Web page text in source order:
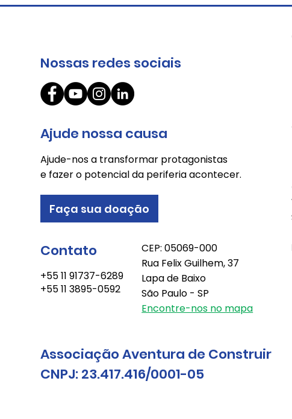
Nossas redes sociais
Ajude nossa causa
Ajude-nos a transformar protagonistas
e fazer o potencial da periferia acontecer.
Faça sua doação
Contato
+55 11 91737-6289
+55 11 3895-0592
CEP: 05069-000
Rua Felix Guilhem, 37
Lapa de Baixo
São Paulo - SP
Encontre-nos no mapa
Associação Aventura de Construir
CNPJ: 23.417.416/0001-05